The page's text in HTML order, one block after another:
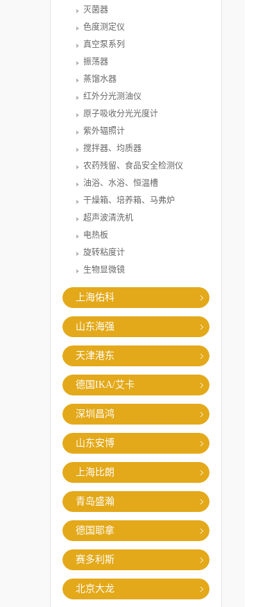
灭菌器
色度测定仪
真空泵系列
振荡器
蒸馏水器
红外分光测油仪
原子吸收分光光度计
紫外辐照计
搅拌器、均质器
农药残留、食品安全检测仪
油浴、水浴、恒温槽
干燥箱、培养箱、马弗炉
超声波清洗机
电热板
旋转粘度计
生物显微镜
上海佑科
山东海强
天津港东
德国IKA/艾卡
深圳昌鸿
山东安博
上海比朗
青岛盛瀚
德国耶拿
赛多利斯
北京大龙